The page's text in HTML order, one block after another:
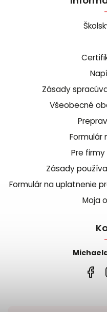
Zásady
Všeobecné
Formulár
Pre
Zásady
Formulár na uplatnenie
Moja